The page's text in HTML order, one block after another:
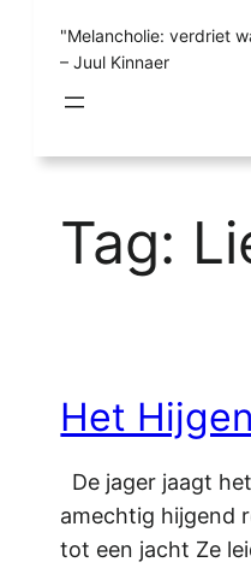
"Melancholie: verdriet
– Juul Kinnaer
Tag:
Het
De jager jaagt
amechtig hijgend
tot een jacht Ze